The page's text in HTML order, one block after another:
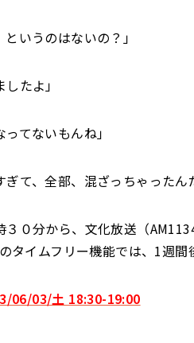
いうのはないの？」
たよ」
てないもんね」
て、全部、混ざっちゃったん
３０分から、文化放送（
イムフリー機能では、1週間
06/03/土 18:30-19:00